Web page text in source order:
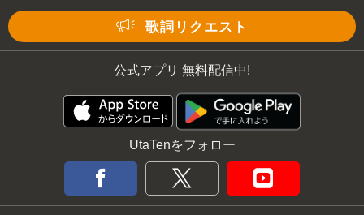
歌詞リクエスト
公式アプリ 無料配信中!
UtaTenをフォロー